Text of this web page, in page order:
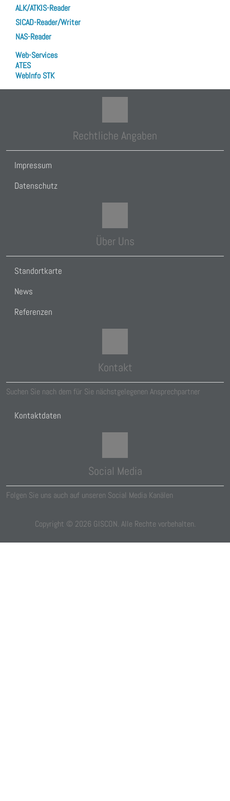
ALK/ATKIS-Reader
SICAD-Reader/Writer
NAS-Reader
Web-Services
ATES
WebInfo STK
Rechtliche Angaben
Impressum
Datenschutz
Über Uns
Standortkarte
News
Referenzen
Kontakt
Suchen Sie nach dem für Sie nächstgelegenen Ansprechpartner
Kontaktdaten
Social Media
Folgen Sie uns auch auf unseren Social Media Kanälen
Copyright © 2026 GISCON. Alle Rechte vorbehalten.